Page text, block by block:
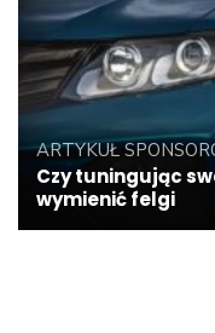
ARTYKUŁ
Czy tuningując
wymienić felgi